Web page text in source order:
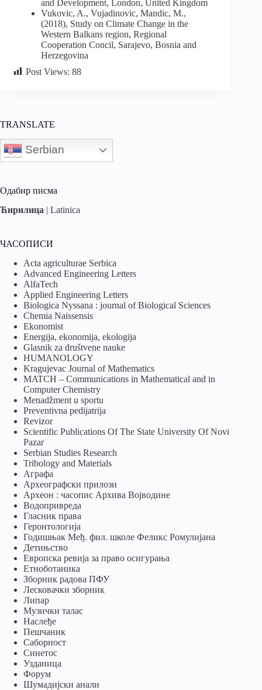
and Development, London, United Kingdom
Vukovic, A., Vujadinovic, Mandic, M.,
(2018), Study on Climate Change in the
Western Balkans region, Regional
Cooperation Concil, Sarajevo, Bosnia and
Herzegovina
Post Views: 88
TRANSLATE
Serbian
Одабир писма
Ћирилица | Latinica
ЧАСОПИСИ
Acta agriculturae Serbica
Advanced Engineering Letters
AlfaTech
Applied Engineering Letters
Biologica Nyssana : journal of Biological Sciences
Chemia Naissensis
Ekonomist
Energija, ekonomija, ekologija
Glasnik za društvene nauke
HUMANOLOGY
Kragujevac Journal of Mathematics
MATCH – Communications in Mathematical and in
Computer Chemistry
Menadžment u sportu
Preventivna pedijatrija
Revizor
Scientific Publications Of The State University Of Novi
Pazar
Serbian Studies Research
Tribology and Materials
Аграфа
Археографски прилози
Археон : часопис Архива Војводине
Водопривреда
Гласник права
Геронтологија
Годишњак Међ. фил. школе Феликс Ромулијана
Детињство
Европска ревија за право осигурања
Eтноботаника
Зборник радова ПФУ
Лесковачки зборник
Липар
Музички талас
Наслеђе
Пешчаник
Саборност
Синетос
Узданица
Форум
Шумадијски анали